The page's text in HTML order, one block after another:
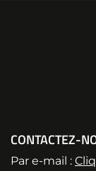
CONTACTEZ-
Par e-mail :